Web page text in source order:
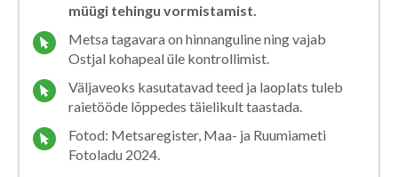
müügi tehingu vormistamist.
Metsa tagavara on hinnanguline ning vajab
Ostjal kohapeal üle kontrollimist.
Väljaveoks kasutatavad teed ja laoplats tuleb
raietööde lõppedes täielikult taastada.
Fotod: Metsaregister, Maa- ja Ruumiameti
Fotoladu 2024.